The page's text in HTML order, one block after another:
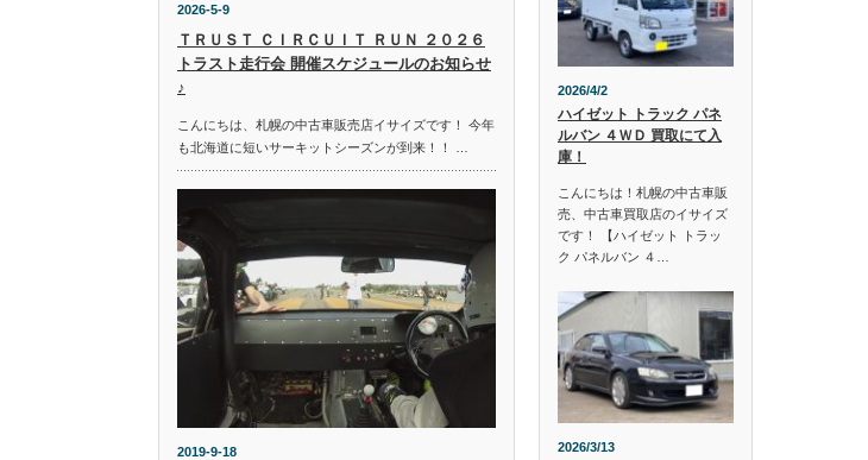
2026-5-9
ＴＲＵＳＴ ＣＩＲＣＵＩＴ ＲＵＮ ２０２６
トラスト走行会 開催スケジュールのお知らせ
♪
こんにちは、札幌の中古車販売店イサイズです！ 今年
も北海道に短いサーキットシーズンが到来！！ …
2019-9-18
2026/4/2
ハイゼット トラック パネ
ルバン ４ＷＤ 買取にて入
庫！
こんにちは！札幌の中古車販
売、中古車買取店のイサイズ
です！ 【ハイゼット トラッ
ク パネルバン ４…
2026/3/13